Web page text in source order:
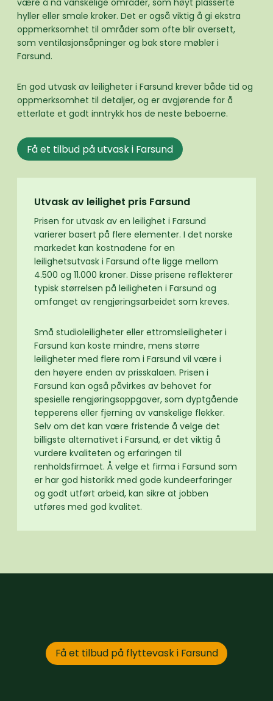
være å nå vanskelige områder, som høyt plasserte
hyller eller smale kroker. Det er også viktig å gi ekstra
oppmerksomhet til områder som ofte blir oversett,
som ventilasjonsåpninger og bak store møbler i
Farsund.
En god utvask av leiligheter i Farsund krever både tid og
oppmerksomhet til detaljer, og er avgjørende for å
etterlate et godt inntrykk hos de neste beboerne.
Få et tilbud på utvask i Farsund
Utvask av leilighet pris Farsund
Prisen for utvask av en leilighet i Farsund
varierer basert på flere elementer. I det norske
markedet kan kostnadene for en
leilighetsutvask i Farsund ofte ligge mellom
4.500 og 11.000 kroner. Disse prisene reflekterer
typisk størrelsen på leiligheten i Farsund og
omfanget av rengjøringsarbeidet som kreves.
Små studioleiligheter eller ettromsleiligheter i
Farsund kan koste mindre, mens større
leiligheter med flere rom i Farsund vil være i
den høyere enden av prisskalaen. Prisen i
Farsund kan også påvirkes av behovet for
spesielle rengjøringsoppgaver, som dyptgående
tepperens eller fjerning av vanskelige flekker.
Selv om det kan være fristende å velge det
billigste alternativet i Farsund, er det viktig å
vurdere kvaliteten og erfaringen til
renholdsfirmaet. Å velge et firma i Farsund som
er har god historikk med gode kundeerfaringer
og godt utført arbeid, kan sikre at jobben
utføres med god kvalitet.
Få et tilbud på flyttevask i Farsund